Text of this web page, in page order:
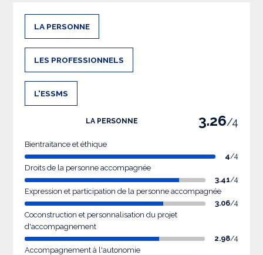
LA PERSONNE
LES PROFESSIONNELS
L'ESSMS
LA PERSONNE 3.26/4
Bientraitance et éthique
4/4
Droits de la personne accompagnée
3.41/4
Expression et participation de la personne accompagnée
3.06/4
Coconstruction et personnalisation du projet
d'accompagnement
2.98/4
Accompagnement à l'autonomie